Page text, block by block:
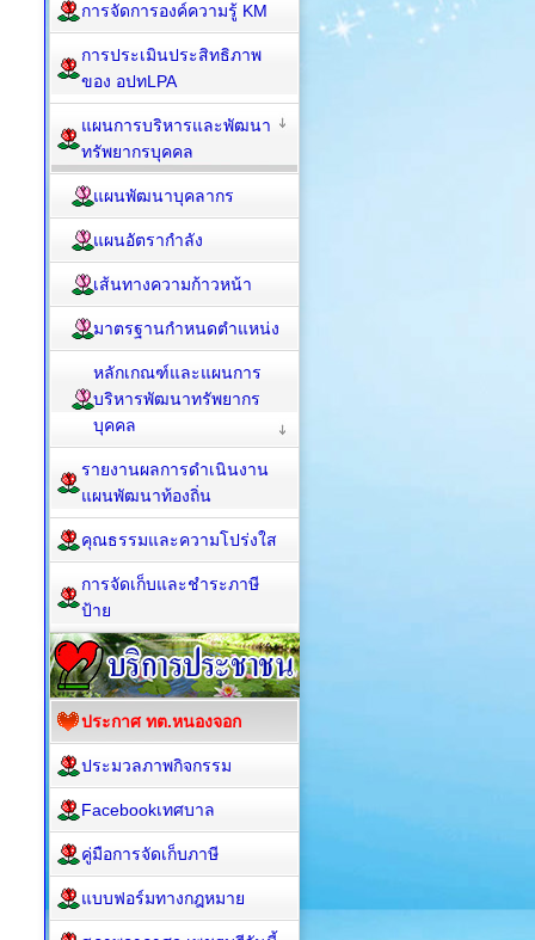
การจัดการองค์ความรู้ KM
การประเมินประสิทธิภาพ
ของ อปทLPA
แผนการบริหารและพัฒนา
ทรัพยากรบุคคล
แผนพัฒนาบุคลากร
แผนอัตรากำลัง
เส้นทางความก้าวหน้า
มาตรฐานกำหนดตำแหน่ง
หลักเกณฑ์และแผนการ
บริหารพัฒนาทรัพยากร
บุคคล
รายงานผลการดำเนินงาน
แผนพัฒนาท้องถิ่น
คุณธรรมและความโปร่งใส
การจัดเก็บและชำระภาษี
ป้าย
ประกาศ ทต.หนองจอก
ประมวลภาพกิจกรรม
Facebookเทศบาล
คู่มือการจัดเก็บภาษี
แบบฟอร์มทางกฎหมาย